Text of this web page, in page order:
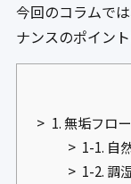
今回のコラムで
ナンスのポイン
1. 無垢フロ
1-1. 自
1-2. 調